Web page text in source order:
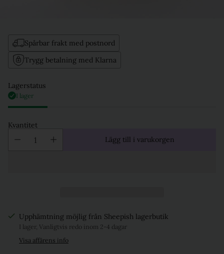
Spårbar frakt med postnord
Trygg betalning med Klarna
Lagerstatus
I lager
Kvantitet
Lägg till i varukorgen
Upphämtning möjlig från Sheepish lagerbutik
I lager, Vanligtvis redo inom 2-4 dagar
Visa affärens info